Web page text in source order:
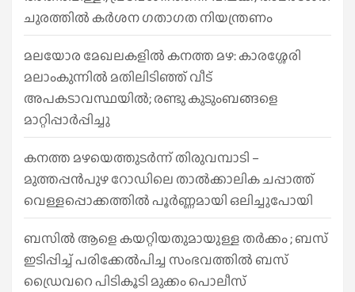
ചുരത്തില്‍ കര്‍ശന ഗതാഗത നിയന്ത്രണം
മലയോര മേഖലകളിൽ കനത്ത മഴ: കാരശ്ശേരി
മലാംകുന്നിൽ മതിലിടിഞ്ഞ് വീട്
അപകടാവസ്ഥയിൽ; രണ്ടു കുടുംബങ്ങളെ
മാറ്റിപ്പാർപ്പിച്ചു
കനത്ത മഴയെത്തുടർന്ന് തിരുവമ്പാടി –
മുത്തപ്പൻപുഴ റോഡിലെ താൽക്കാലിക ചപ്പാത്ത്
വെള്ളപ്പൊക്കത്തിൽ പൂർണ്ണമായി ഒലിച്ചുപോയി
ബസിൽ ആളെ കയറ്റിയതുമായുള്ള തർക്കം ; ബസ്
ഇടിപ്പിച്ച് പരിക്കേൽപിച്ച സംഭവത്തിൽ ബസ്
ഡ്രൈവറെ പിടികൂടി മുക്കം പൊലീസ്